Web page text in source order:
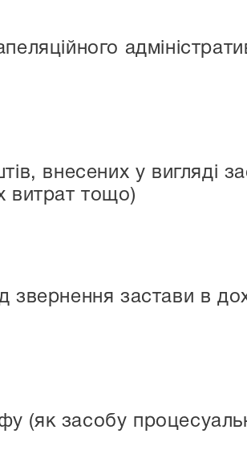
внесених у вигляді
витрат тощо)
звернення застави в
(як засобу